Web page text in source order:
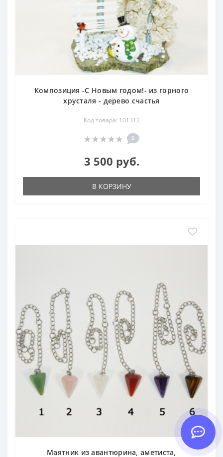
Композиция -С Новым годом!- из горного
хрусталя - дерево счастья
Код товара: 101312
0
3 500 руб.
В КОРЗИНУ
Маятник из авантюрина, аметиста,